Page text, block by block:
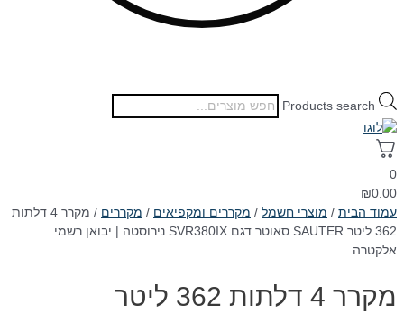
Products search
0
₪0.00
עמוד הבית / מוצרי חשמל / מקררים ומקפיאים / מקררים
/ מקרר 4 דלתות
362 ליטר SAUTER סאוטר דגם SVR380IX נירוסטה | יבואן רשמי
אלקטרה
מקרר 4 דלתות 362 ליטר